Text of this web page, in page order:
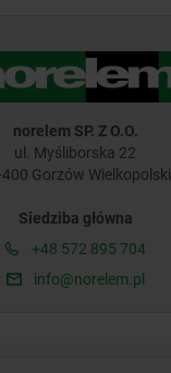
norelem SP. Z O.O.
ul. Myśliborska 22
400 Gorzów Wielkopolski
Siedziba główna
+48 572 895 704
info@norelem.pl